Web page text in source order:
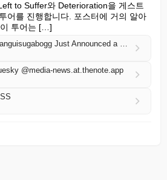
to Suffer와 Deterioration을 게스트
어를 진행합니다. 포스터에 거의 알아
투어는 […]
Dying Fetus and Sanguisugabogg Just Announced a Co-Headlining North American Tour for 2026
@media-news.at.thenote.app